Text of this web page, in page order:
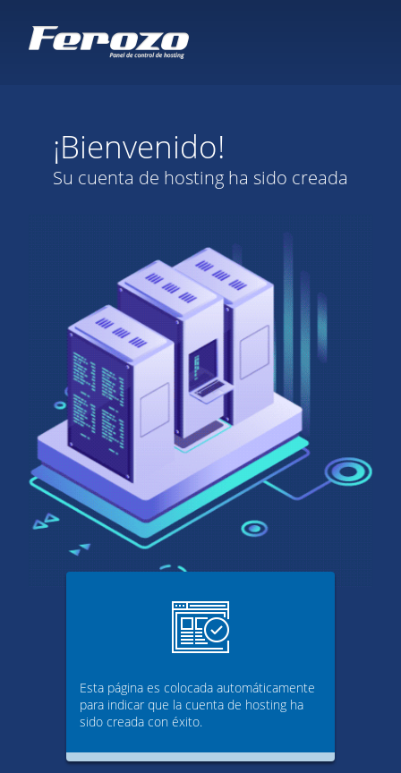
¡Bienvenido!
Su cuenta de hosting ha sido creada
Esta página es colocada automáticamente
para indicar que la cuenta de hosting ha
sido creada con éxito.